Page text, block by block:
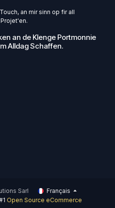
an mir sinn op fir all
an de Klenge Portmonnie
Alldag Schaffen.
Sarl
Français
Open Source eCommerce